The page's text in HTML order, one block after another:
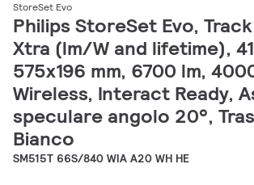
StoreSet Evo
Philips StoreSet Evo,
Xtra (lm/W and lifetime),
575x196 mm, 6700 lm,
Wireless, Interact Ready,
speculare angolo 20°,
Bianco
SM515T 66S/840 WIA A20 WH HE